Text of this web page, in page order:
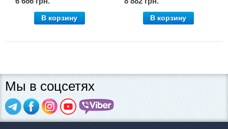
В корзину В корзину
Мы в соцсетях